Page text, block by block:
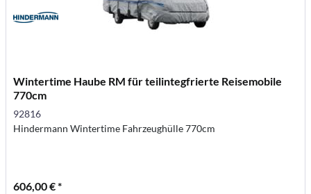
Wintertime Haube RM für teilintegfrierte Reisemobile
770cm
92816
Hindermann Wintertime Fahrzeughülle 770cm
606,00 € *